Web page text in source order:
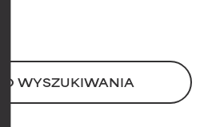
WYSZUKIWANIA
i potwierdzone
badania.
składnik aktywny
dla większości
i problemów
i potwierdzone
badania.
składnik aktywny
dla większości
i problemów